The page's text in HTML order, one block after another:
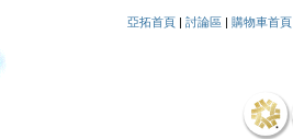
亞拓首頁 | 討論區 | 購物車首頁